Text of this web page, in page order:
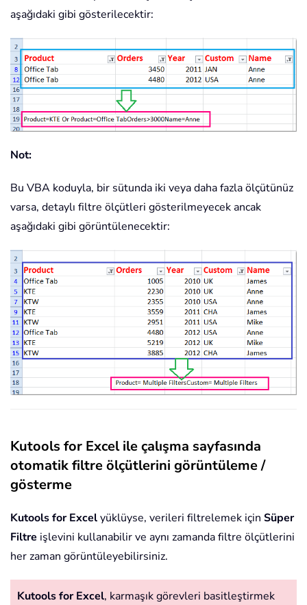
Case
            xOut
Case xlTop10Percent
            xOut
= xOut & " (top
Select
End If
OutRng.Value = xOut
Resume Next
End
Sub
aşağıdaki gibi gösterilecektir:
Not:
Bu VBA koduyla, bir sütunda iki veya daha fazla ölçütünüz
varsa, detaylı filtre ölçütleri gösterilmeyecek ancak
aşağıdaki gibi görüntülenecektir:
Kutools for Excel ile çalışma sayfasında
otomatik filtre ölçütlerini görüntüleme /
gösterme
Kutools for Excelyüklüyse, verileri filtrelemek için Süper
Filtre işlevini kullanabilir ve aynı zamanda filtre ölçütlerini
her zaman görüntüleyebilirsiniz.
Kutools for Excel, karmaşık görevleri basitleştirmek